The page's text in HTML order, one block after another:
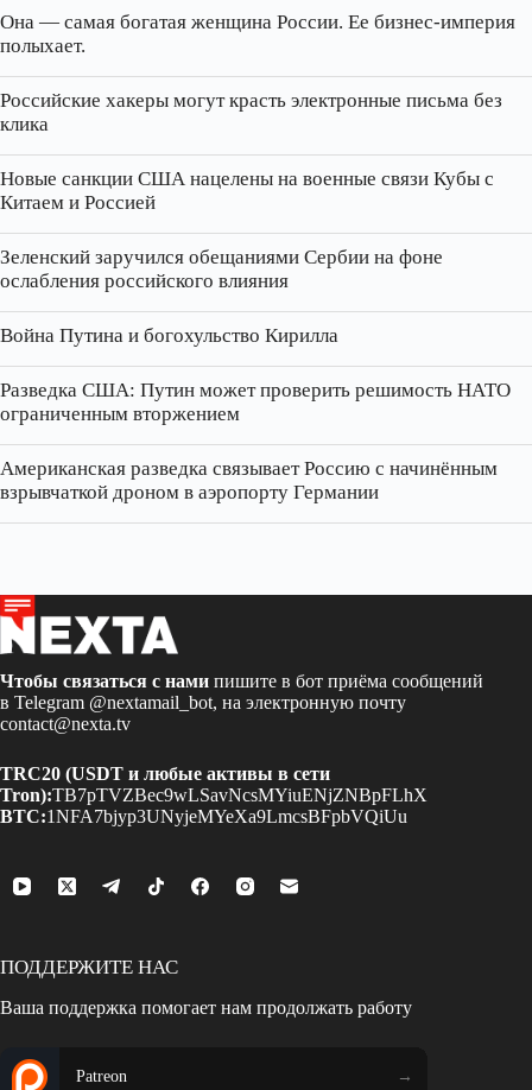
Она — самая богатая женщина России. Ее бизнес‑империя
полыхает.
Российские хакеры могут красть электронные письма без
клика
Новые санкции США нацелены на военные связи Кубы с
Китаем и Россией
Зеленский заручился обещаниями Сербии на фоне
ослабления российского влияния
Война Путина и богохульство Кирилла
Разведка США: Путин может проверить решимость НАТО
ограниченным вторжением
Американская разведка связывает Россию с начинённым
взрывчаткой дроном в аэропорту Германии
Чтобы связаться с нами пишите в бот приёма сообщений
в Telegram @nextamail_bot, на электронную почту
contact@nexta.tv
TRC20 (USDT и любые активы в сети
Tron):TB7pTVZBec9wLSavNcsMYiuENjZNBpFLhX
BTC:1NFA7bjyp3UNyjeMYeXa9LmcsBFpbVQiUu
ПОДДЕРЖИТЕ НАС
Ваша поддержка помогает нам продолжать работу
Patreon